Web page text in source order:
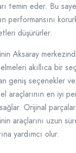
temin eder. Bu
performansını
düşürürler.
Aksaray
akıllıca bir
geniş seçenekler
araçlarının en iyi
Orijinal
araçlarını uzun
yardımcı olur.